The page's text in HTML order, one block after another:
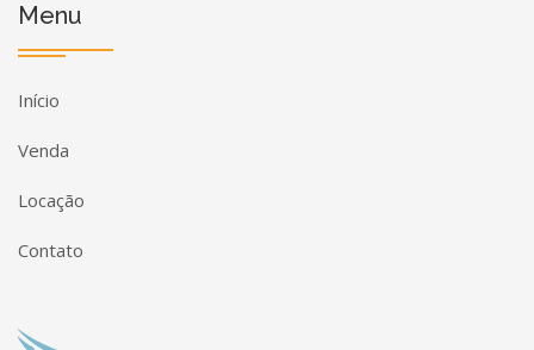
Menu
Início
Venda
Locação
Contato